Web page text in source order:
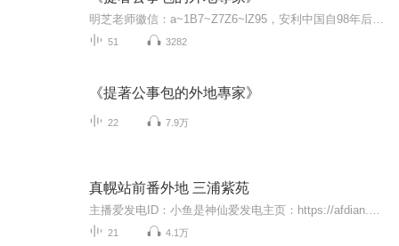
51 3282
《提著公事包的外地專家》
22 7.9万
真幌站前番外地 三浦紫苑
21 4.1万